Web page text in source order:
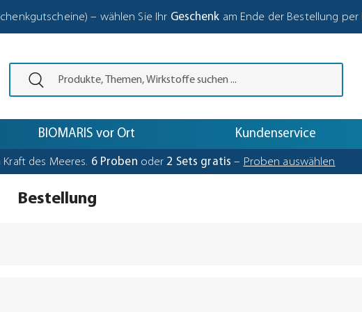
– wählen Sie Ihr Geschenk am Ende der Bestellung per
Den Suchbegriff eingeben und die Eingabetaste drücken.
BIOMARIS vor Ort Kundenservice
des Meeres. 6 Proben oder 2 Sets gratis – Proben auswählen
Bestellung